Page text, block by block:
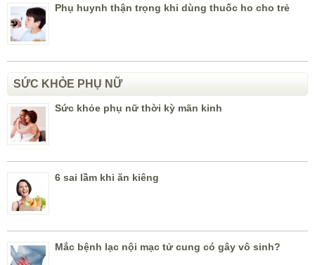
Phụ huynh thận trọng khi dùng thuốc ho cho trẻ
SỨC KHỎE PHỤ NỮ
Sức khỏe phụ nữ thời kỳ mãn kinh
6 sai lầm khi ăn kiêng
Mắc bệnh lạc nội mạc tử cung có gây vô sinh?